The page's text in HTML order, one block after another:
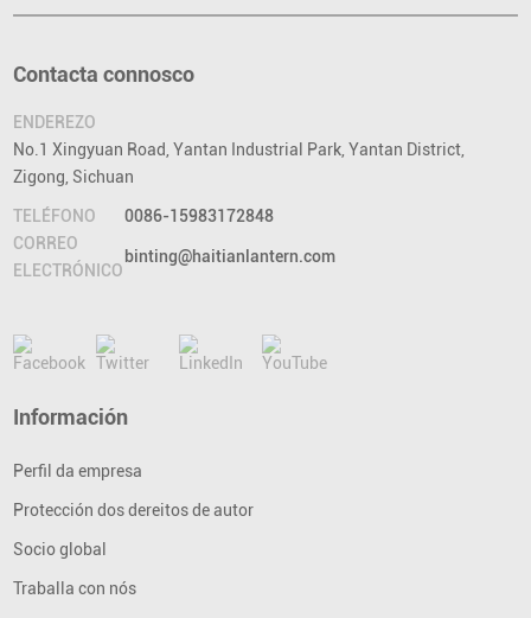
Contacta connosco
ENDEREZO
No.1 Xingyuan Road, Yantan Industrial Park, Yantan District,
Zigong, Sichuan
TELÉFONO
0086-15983172848
CORREO
ELECTRÓNICO
binting@haitianlantern.com
Información
Perfil da empresa
Protección dos dereitos de autor
Socio global
Traballa con nós